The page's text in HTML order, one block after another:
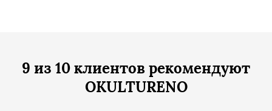
9 из 10 клиентов рекомендуют
OKULTURENO